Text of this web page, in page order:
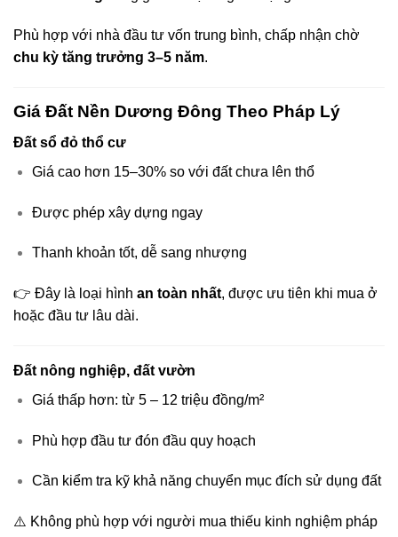
Phù hợp với nhà đầu tư vốn trung bình, chấp nhận chờ
chu kỳ tăng trưởng 3–5 năm.
Giá Đất Nền Dương Đông Theo Pháp Lý
Đất sổ đỏ thổ cư
Giá cao hơn 15–30% so với đất chưa lên thổ
Được phép xây dựng ngay
Thanh khoản tốt, dễ sang nhượng
👉 Đây là loại hình an toàn nhất, được ưu tiên khi mua ở
hoặc đầu tư lâu dài.
Đất nông nghiệp, đất vườn
Giá thấp hơn: từ 5 – 12 triệu đồng/m²
Phù hợp đầu tư đón đầu quy hoạch
Cần kiểm tra kỹ khả năng chuyển mục đích sử dụng đất
⚠️ Không phù hợp với người mua thiếu kinh nghiệm pháp